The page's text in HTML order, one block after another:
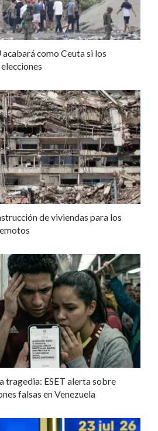
como Ceuta si los
de viviendas para los
tragedia: ESET alerta sobre
falsas en Venezuela